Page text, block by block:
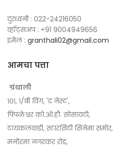
दुरध्वनी : 022-24216050
व्हॉट्सअप : +91 9004949656
इमेल : granthali02@gmail.com
आमचा पत्ता
ग्रंथाली
१०१, १/बी विंग, 'द नेस्ट',
पिंपळेश्वर को.ऑ.हौ. सोसायटी,
टायकलवाडी, स्टारसिटी सिनेमा समोर,
मनोरमा नगरकर रोड,